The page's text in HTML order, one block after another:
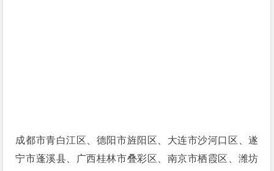
成都市青白江区、德阳市旌阳区、大连市沙河口区、遂
宁市蓬溪县、广西桂林市叠彩区、南京市栖霞区、潍坊